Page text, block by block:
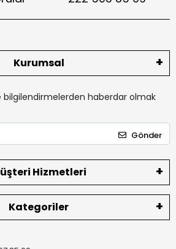
Kurumsal
bilgilendirmelerden haberdar olmak
Gönder
Hizmetleri
Kategoriler